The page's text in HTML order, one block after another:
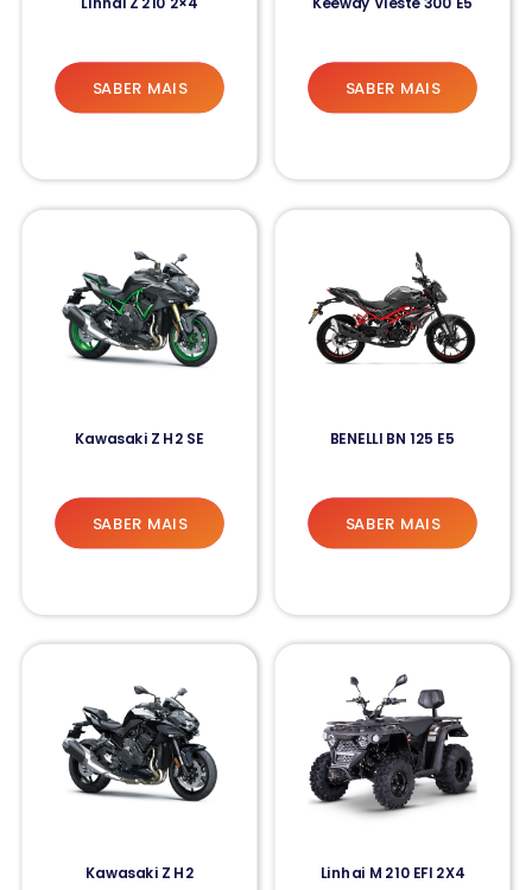
SABER MAIS SABER MAIS
Kawasaki Z H2 SE
SABER MAIS
BENELLI BN 125 E5
SABER MAIS
Kawasaki Z H2 Linhai M 210 EFI 2X4